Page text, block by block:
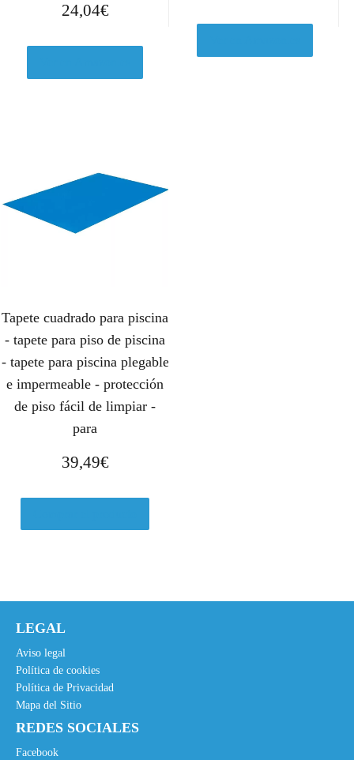
24,04€
Tapete cuadrado para piscina
- tapete para piso de piscina
- tapete para piscina plegable
e impermeable - protección
de piso fácil de limpiar -
para
39,49€
LEGAL
Aviso legal
Política de cookies
Política de Privacidad
Mapa del Sitio
REDES SOCIALES
Facebook